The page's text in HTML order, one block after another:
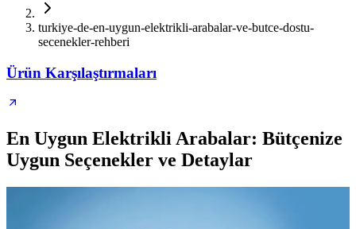
turkiye-de-en-uygun-elektrikli-arabalar-ve-butce-dostu-
secenekler-rehberi
Ürün Karşılaştırmaları
En Uygun Elektrikli Arabalar: Bütçenize
Uygun Seçenekler ve Detaylar